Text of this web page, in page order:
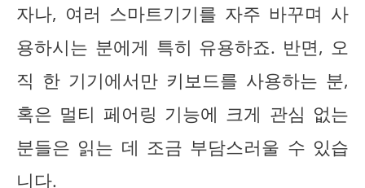
자나, 여러 스마트기기를 자주 바꾸며 사
용하시는 분에게 특히 유용하죠. 반면, 오
직 한 기기에서만 키보드를 사용하는 분,
혹은 멀티 페어링 기능에 크게 관심 없는
분들은 읽는 데 조금 부담스러울 수 있습
니다.